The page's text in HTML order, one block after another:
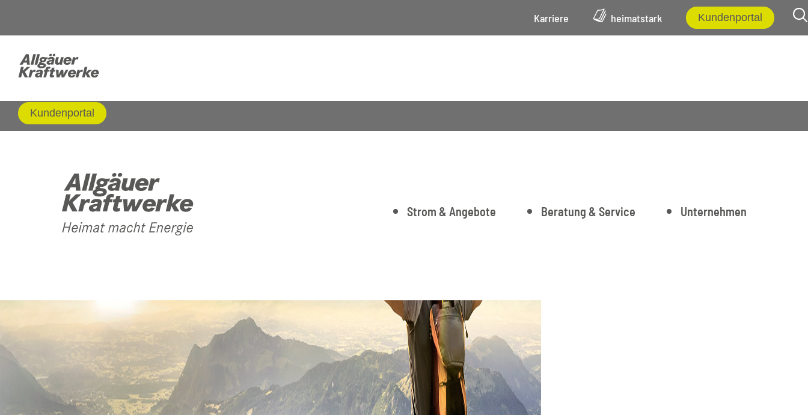
Karriere heimatstark Kundenportal
Kundenportal
Strom & Angebote Beratung & Service Unternehmen